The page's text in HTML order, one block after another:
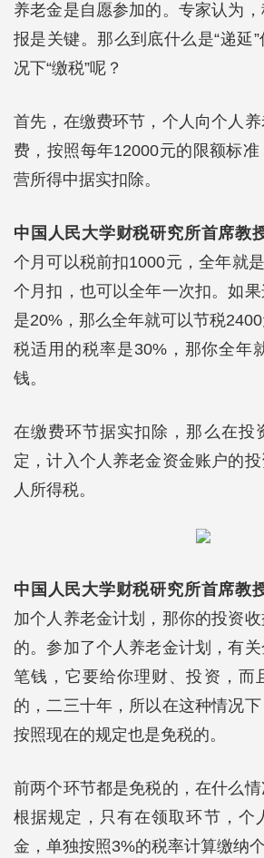
养老金是自愿参加的。专家认为
报是关键。那么到底什么是“递延
况下“缴税”呢？
首先，在缴费环节，个人向个人
费，按照每年12000元的限额标
营所得中据实扣除。
中国人民大学财税研究所首席教
个月可以税前扣1000元，全年就
个月扣，也可以全年一次扣。如
是20%，那么全年就可以节税
税适用的税率是30%，那你全年
钱。
在缴费环节据实扣除，那么在投
定，计入个人养老金资金账户的
人所得税。
中国人民大学财税研究所首席教
加个人养老金计划，那你的投资
的。参加了个人养老金计划，有
笔钱，它要给你理财、投资，而
的，二三十年，所以在这种情况下
按照现在的规定也是免税的。
前两个环节都是免税的，在什么情
根据规定，只有在领取环节，个
金，单独按照3%的税率计算缴纳个